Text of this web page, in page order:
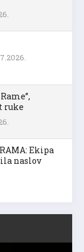
ruke
Ekipa
naslov